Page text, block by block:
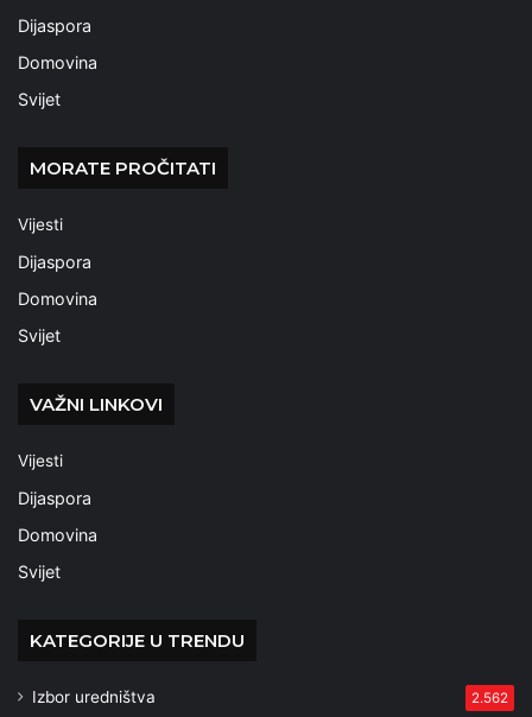
Dijaspora
Domovina
Svijet
MORATE PROČITATI
Vijesti
Dijaspora
Domovina
Svijet
VAŽNI LINKOVI
Vijesti
Dijaspora
Domovina
Svijet
KATEGORIJE U TRENDU
Izbor uredništva 2.562